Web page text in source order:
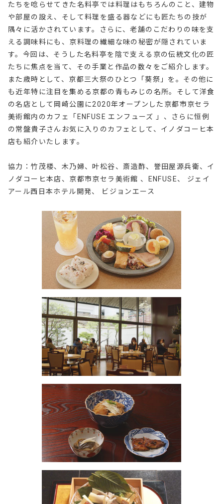
たちを唸らせてきた名料亭では料理はもちろんのこと、建物
や部屋の設え、そして料理を盛る器などにも匠たちの技が
隅々に活かされています。さらに、老舗のこだわりの味を支
える調味料にも、京料理の繊細な味の秘密が隠されていま
す。今回は、そうした名料亭を陰で支える京の伝統文化の匠
たちに焦点を当て、その手業と作品の数々をご紹介します。
また歳時として、京都三大祭のひとつ「葵祭」を。その他に
も近年特に注目を集める京都の青もみじの名所。そして洋食
の名店として岡崎公園に2020年オープンした京都市京セラ
美術館内のカフェ「ENFUSE エンフューズ 」、さらに恒例
の常盤貴子さんお気に入りのカフェとして、イノダコーヒ本
店も紹介いたします。
協力：竹茂楼、木乃婦、叶松谷、斎造酢、誉田屋源兵衛、イ
ノダコーヒ本店、京都市京セラ美術館 、ENFUSE、 ジェイ
アール西日本ホテル開発、 ビジョンエース